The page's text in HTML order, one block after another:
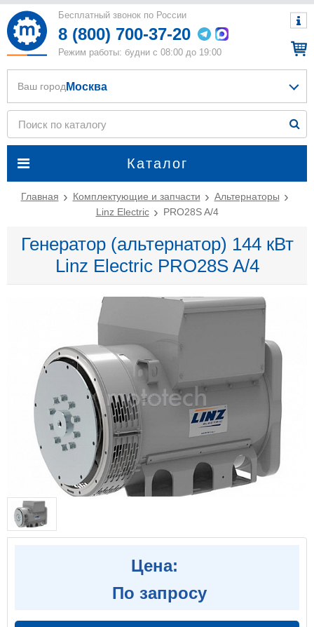
Бесплатный звонок по России
8 (800) 700-37-20
Режим работы: будни с 08:00 до 19:00
Каталог
Ваш город Москва
Главная Комплектующие и запчасти
Альтернаторы
Linz Electric
PRO28S A/4
Генератор (альтернатор) 144 кВт
Linz Electric PRO28S A/4
Цена:
По запросу